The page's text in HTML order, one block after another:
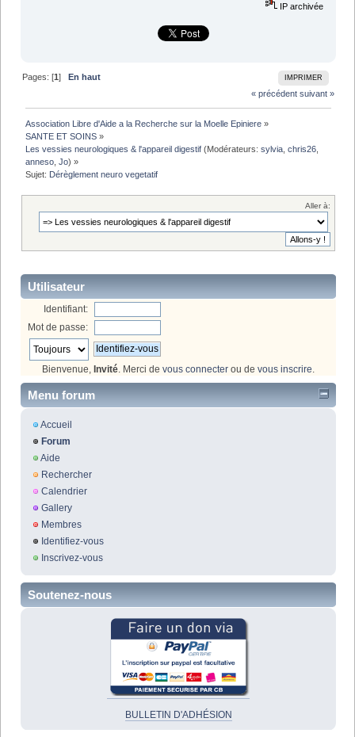
IP archivée
IMPRIMER
Pages: [1]En haut
« précédent suivant »
Association Libre d'Aide a la Recherche sur la Moelle Epiniere »
SANTE ET SOINS »
Les vessies neurologiques & l'appareil digestif (Modérateurs:sylvia ,chris26
anneso ,Jo) »
Sujet: Dérèglement neuro vegetatif
Aller à:
Utilisateur
Identifiant:
Mot de passe:
Bienvenue, Invité. Merci de vous connecter ou de vous inscrire.
Menu forum
Accueil
Forum
Aide
Rechercher
Calendrier
Gallery
Membres
Identifiez-vous
Inscrivez-vous
Soutenez-nous
BULLETIN D'ADHÉSION